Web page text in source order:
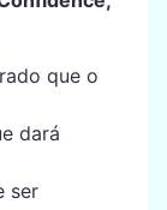
que o
dará
ser